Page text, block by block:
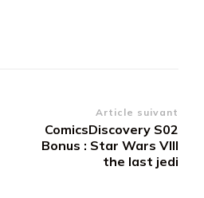
Article suivant
ComicsDiscovery S02
Bonus : Star Wars VIII
the last jedi